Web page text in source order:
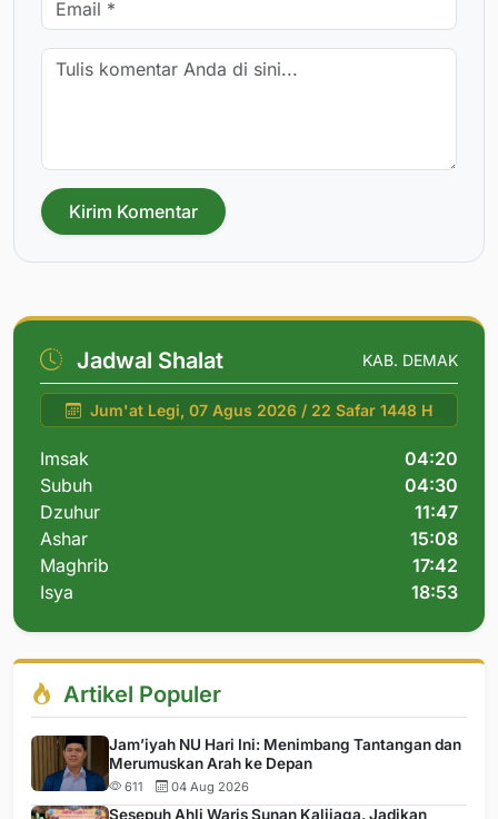
Kirim Komentar
Jadwal Shalat KAB. DEMAK
Jum'at Legi, 07 Agus 2026 / 22 Safar 1448 H
Imsak
04:20
Subuh
04:30
Dzuhur
11:47
Ashar
15:08
Maghrib
17:42
Isya
18:53
Artikel Populer
Jam’iyah NU Hari Ini: Menimbang Tantangan dan
Merumuskan Arah ke Depan
611 04 Aug 2026
Sesepuh Ahli Waris Sunan Kalijaga, Jadikan